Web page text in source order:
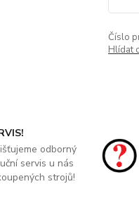
Číslo
Hlídat
odborný
servis u nás
strojů!